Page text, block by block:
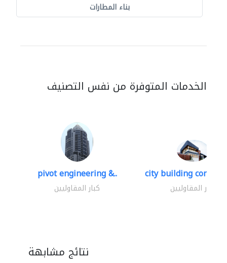
بناء المطارات
الخدمات المتوفرة من نفس التصنيف
pivot engineering &..
كبار المقاوليين
city building
كبار المقاوليين
نتائج مشابهة